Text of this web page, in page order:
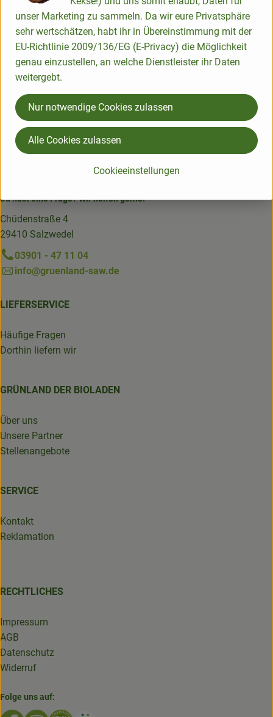
Herkunft
Hersteller: CCP
Deutschland
Cachuu!
Du hast eine Frage? Wir helfen gerne:
Chüdenstraße 4
29410 Salzwedel
03901 - 47 11 04
info@gruenland-saw.de
LIEFERSERVICE
Häufige Fragen
Dorthin liefern wir
GRÜNLAND DER BIOLADEN
Über uns
Unsere Partner
Stellenangebote
SERVICE
Kontakt
Reklamation
RECHTLICHES
Impressum
AGB
Datenschutz
Widerruf
Folge uns auf:
unser Marketing zu sammeln. Da wir eure Privatsphäre
sehr wertschätzen, habt ihr in Übereinstimmung mit der
EU-Richtlinie 2009/136/EG (E-Privacy) die Möglichkeit
genau einzustellen, an welche Dienstleister ihr Daten
weitergebt.
Cookieeinstellungen
Nur notwendige Cookies zulassen
Alle Cookies zulassen